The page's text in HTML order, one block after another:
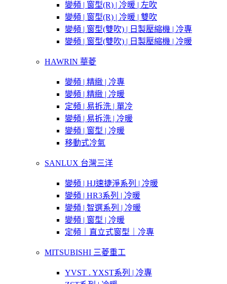
變頻 | 窗型(R) | 冷暖 | 左吹
變頻 | 窗型(R) | 冷暖 | 雙吹
變頻 | 窗型(雙吹) | 日製壓縮機 | 冷專
變頻 | 窗型(雙吹) | 日製壓縮機 | 冷暖
HAWRIN 華菱
變頻 | 精緻 | 冷專
變頻 | 精緻 | 冷暖
定頻 | 易拆洗 | 單冷
變頻 | 易拆洗 | 冷暖
變頻 | 窗型 | 冷暖
移動式冷氣
SANLUX 台灣三洋
變頻 | HJ速捷淨系列 | 冷暖
變頻 | HR3系列 | 冷暖
變頻 | 智選系列 | 冷暖
變頻 | 窗型 | 冷暖
定頻｜直立式窗型｜冷專
MITSUBISHI 三菱重工
YVST . YXST系列 | 冷專